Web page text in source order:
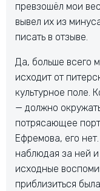
превзошёл мои
вывел их из
писать в отзыве.
Да, больше всего
исходит от
культурное поле.
— должно
потрясающее
Ефремова, его
наблюдая за ней
исходные
приблизиться